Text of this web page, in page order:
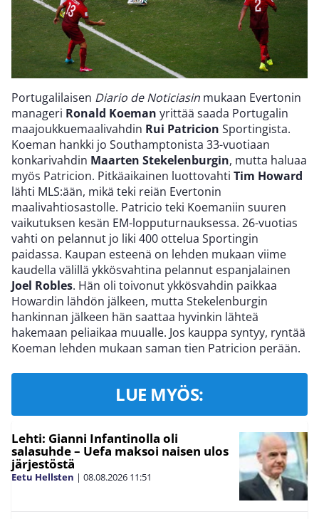
Portugalilaisen Diario de Noticiasin mukaan Evertonin
manageri Ronald Koeman yrittää saada Portugalin
maajoukkuemaalivahdin Rui Patricion Sportingista.
Koeman hankki jo Southamptonista 33-vuotiaan
konkarivahdin Maarten Stekelenburgin, mutta haluaa
myös Patricion. Pitkäaikainen luottovahti Tim Howard
lähti MLS:ään, mikä teki reiän Evertonin
maalivahtiosastolle. Patricio teki Koemaniin suuren
vaikutuksen kesän EM-lopputurnauksessa. 26-vuotias
vahti on pelannut jo liki 400 ottelua Sportingin
paidassa. Kaupan esteenä on lehden mukaan viime
kaudella välillä ykkösvahtina pelannut espanjalainen
Joel Robles. Hän oli toivonut ykkösvahdin paikkaa
Howardin lähdön jälkeen, mutta Stekelenburgin
hankinnan jälkeen hän saattaa hyvinkin lähteä
hakemaan peliaikaa muualle. Jos kauppa syntyy, ryntää
Koeman lehden mukaan saman tien Patricion perään.
LUE MYÖS:
Lehti: Gianni Infantinolla oli
salasuhde – Uefa maksoi naisen ulos
järjestöstä
Eetu Hellsten | 08.08.2026 11:51